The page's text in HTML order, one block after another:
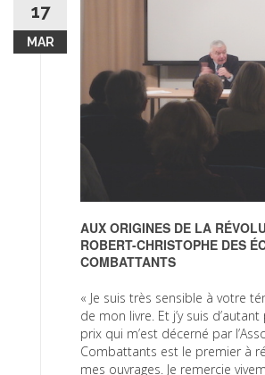
17
MAR
AUX ORIGINES DE LA
ROBERT-CHRISTOPHE DES
COMBATTANTS
« Je suis très sensible à votre
de mon livre. Et j’y suis
prix qui m’est décerné par
Combattants est le premier à
mes ouvrages. Je remercie